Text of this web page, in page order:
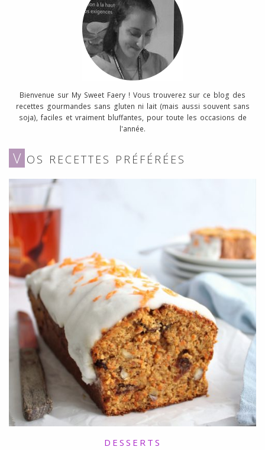
Bienvenue sur My Sweet Faery ! Vous trouverez sur ce blog des
recettes gourmandes sans gluten ni lait (mais aussi souvent sans
soja), faciles et vraiment bluffantes, pour toute les occasions de
l'année.
V OS RECETTES PRÉFÉRÉES
DESSERTS